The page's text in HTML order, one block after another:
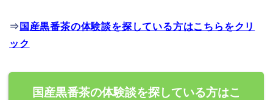
⇒ 国産黒番茶の体験談を探している方はこちらをクリ
ック
国産黒番茶の体験談を探している方はこ